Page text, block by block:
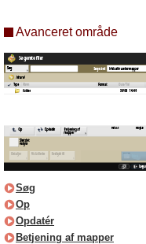
Avanceret område
Søg
Op
Opdatér
Betjening af mapper